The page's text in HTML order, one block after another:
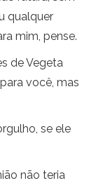
qualquer
mim, pense.
de Vegeta
você, mas
se ele
não teria